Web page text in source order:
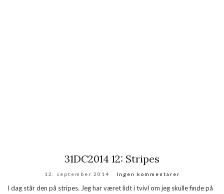
31DC2014 12: Stripes
12. september 2014 Ingen kommentarer
I dag står den på stripes. Jeg har været lidt i tvivl om jeg skulle finde på